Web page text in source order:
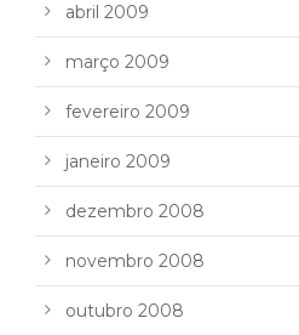
abril 2009
março 2009
fevereiro 2009
janeiro 2009
dezembro 2008
novembro 2008
outubro 2008